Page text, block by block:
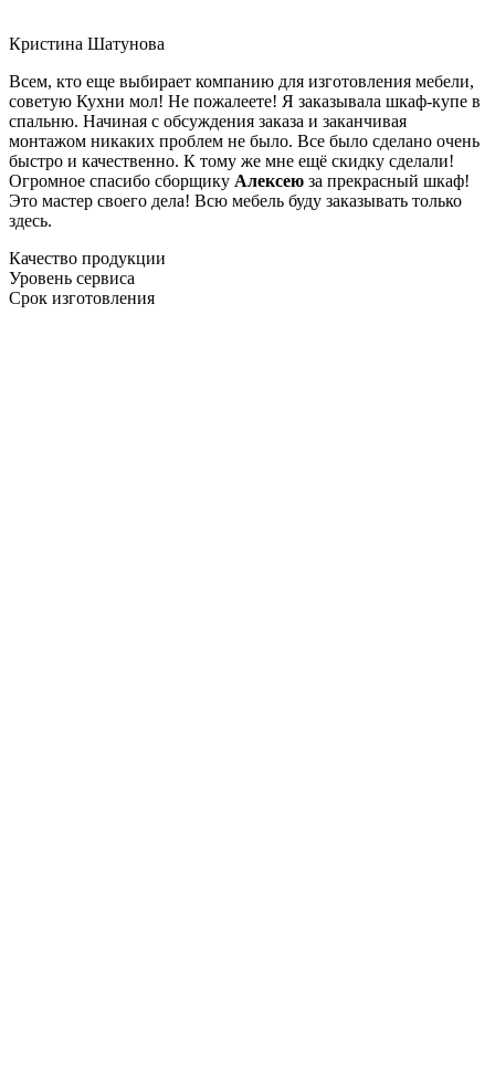
Кристина Шатунова
Всем, кто еще выбирает компанию для изготовления мебели,
советую Кухни мол! Не пожалеете! Я заказывала шкаф-купе в
спальню. Начиная с обсуждения заказа и заканчивая
монтажом никаких проблем не было. Все было сделано очень
быстро и качественно. К тому же мне ещё скидку сделали!
Огромное спасибо сборщику Алексею за прекрасный шкаф!
Это мастер своего дела! Всю мебель буду заказывать только
здесь.
Качество продукции
Уровень сервиса
Срок изготовления